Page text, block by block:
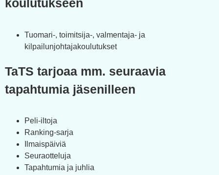
koulutukseen​
Tuomari-, toimitsija-, valmentaja- ja
kilpailunjohtajakoulutukset
TaTS tarjoaa mm. seuraavia
tapahtumia jäsenilleen
Peli-iltoja
Ranking-sarja
Ilmaispäiviä
Seuraotteluja
Tapahtumia ja juhlia